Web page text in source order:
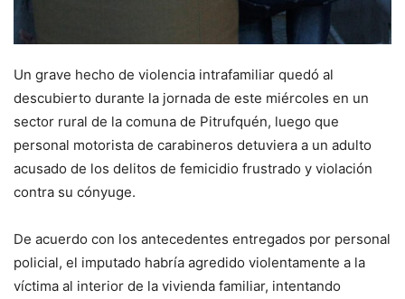
Un grave hecho de violencia intrafamiliar quedó al
descubierto durante la jornada de este miércoles en un
sector rural de la comuna de Pitrufquén, luego que
personal motorista de carabineros detuviera a un adulto
acusado de los delitos de femicidio frustrado y violación
contra su cónyuge.
De acuerdo con los antecedentes entregados por personal
policial, el imputado habría agredido violentamente a la
víctima al interior de la vivienda familiar, intentando